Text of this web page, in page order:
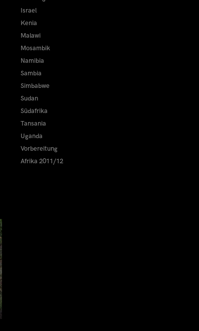
Israel
Kenia
Malawi
Mosambik
Namibia
Sambia
Simbabwe
Sudan
Südafrika
Tansania
Uganda
Vorbereitung
Afrika 2011/12